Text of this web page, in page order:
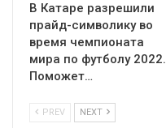
В Катаре разрешили
прайд-символику во
время чемпионата
мира по футболу 2022.
Поможет…
PREV NEXT